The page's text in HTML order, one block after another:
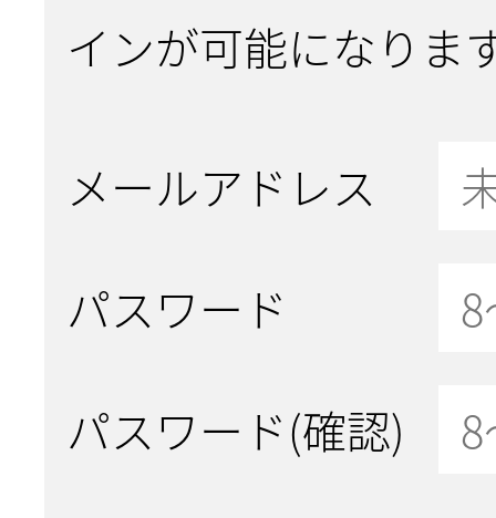
インが可能になりま
メールアドレス
パスワード
パスワード(確認)